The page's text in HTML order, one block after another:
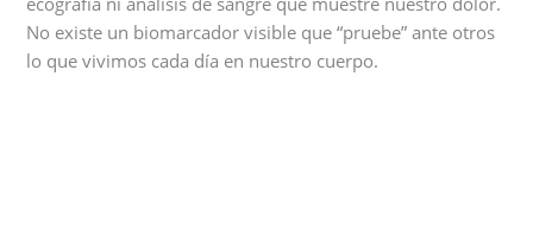
No existe un biomarcador visible que “pruebe” ante otros
lo que vivimos cada día en nuestro cuerpo.